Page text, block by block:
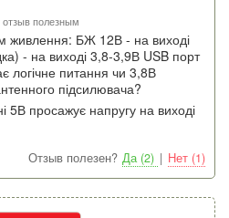
отзыв полезным
живлення: БЖ 12В - на виході
- на виході 3,8-3,9В USB порт
логічне питання чи 3,8В
підсилювача?
5В просажує напругу на виході
Отзыв полезен? Да (2) | Нет (1)